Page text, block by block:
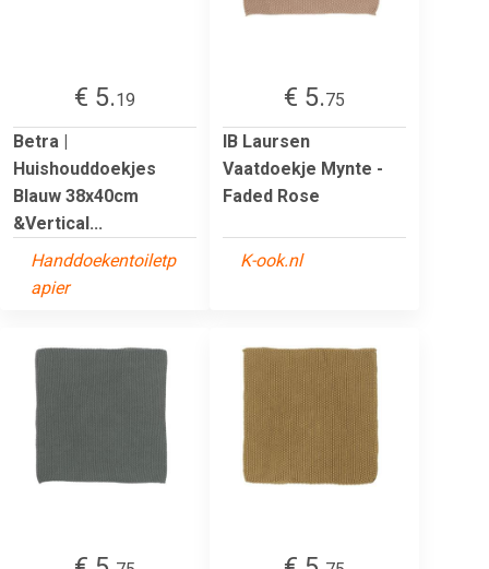
€ 5.19
Betra |
Huishouddoekjes
Blauw 38x40cm
&Vertical...
Handdoekentoiletp
apier
€ 5.75
IB Laursen
Vaatdoekje Mynte -
Faded Rose
K-ook.nl